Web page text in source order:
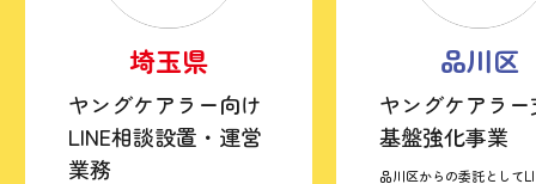
埼玉県
ヤングケアラー向け
LINE相談設置・運営
業務
品川区
ヤングケアラ
基盤強化事業
品川区からの委託として